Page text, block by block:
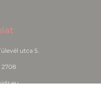
utca 5.
2708